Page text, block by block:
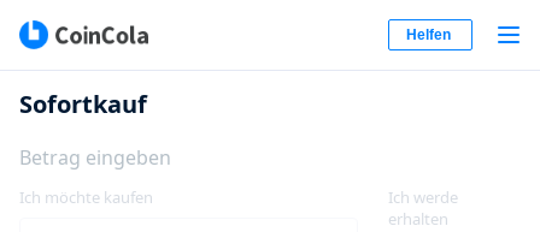
Helfen
Sofortkauf
Betrag eingeben
Ich möchte kaufen
Ich werde
erhalten